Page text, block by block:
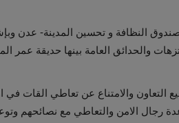
النظافة و تحسين المدينة- عدن
والحدائق العامة بينها حديقة عمر
التعاون والامتناع عن تعاطي القات في
رجال الامن والتعاطي مع نصائحهم